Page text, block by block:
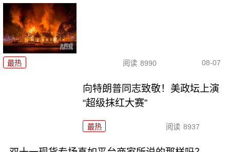
最热 阅读 8990 08-07
向特朗普同志致敬！美政坛上演
“超级抹红大赛”
最热 阅读 8937